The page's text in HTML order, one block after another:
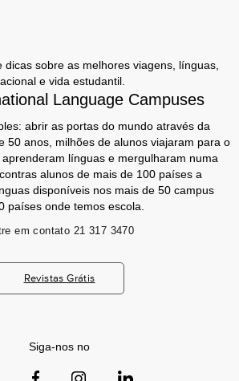
dicas sobre as melhores viagens, línguas,
e vida estudantil.
Language Campuses
abrir as portas do mundo através da
50 anos, milhões de alunos viajaram para o
línguas e mergulharam numa
alunos de mais de 100 países a
disponíveis nos mais de 50 campus
países onde temos escola.
em contato 21 317 3470
Revistas Grátis
Siga-nos no